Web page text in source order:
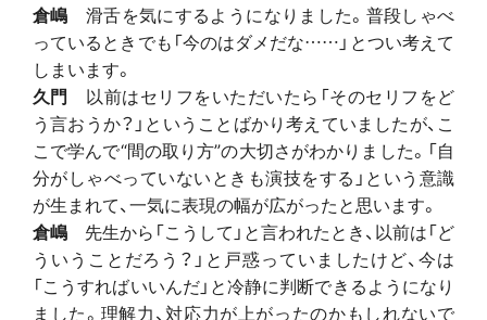
倉嶋 滑舌を気にするようになりました。普段しゃべ
っているときでも「今のはダメだな……」とつい考えて
しまいます。
久門 以前はセリフをいただいたら「そのセリフをど
う言おうか？」ということばかり考えていましたが、こ
こで学んで“間の取り方”の大切さがわかりました。「自
分がしゃべっていないときも演技をする」という意識
が生まれて、一気に表現の幅が広がったと思います。
倉嶋 先生から「こうして」と言われたとき、以前は「ど
ういうことだろう？」と戸惑っていましたけど、今は
「こうすればいいんだ」と冷静に判断できるようになり
ました。理解力、対応力が上がったのかもしれないで